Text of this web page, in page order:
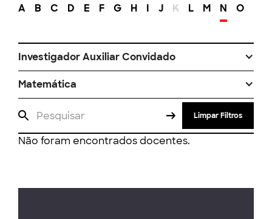
A B C D E F G H I J K L M N O
Investigador Auxiliar Convidado
Matemática
Limpar Filtros
Não foram encontrados docentes.